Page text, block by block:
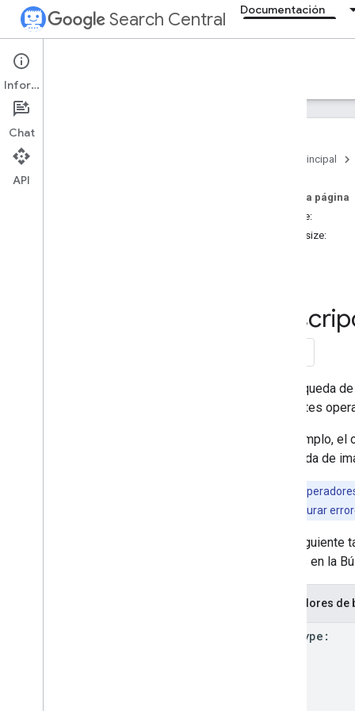
Search Central Documentación
Documentation
Fundamentos de SEO
Página principal
En esta página
filetype:
imagesize:
La Búsqueda
siguientes
Por ejemplo,
búsqueda de
Como los
fiable para depurar
En la
páginas en la
Operadores de
filetype:
Información
Chat
API